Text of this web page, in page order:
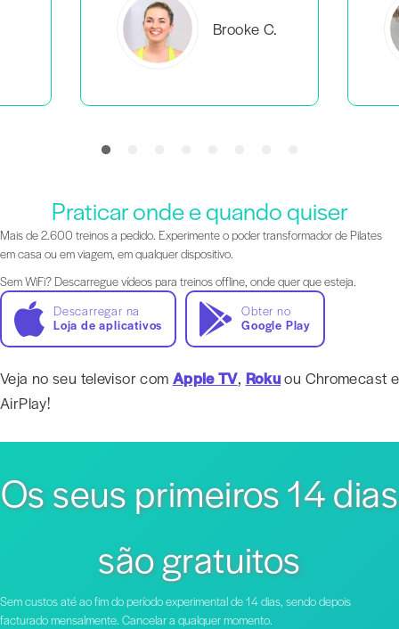
Everlea B.
Praticar onde e quando quiser
Mais de 2.600 treinos a pedido. Experimente o poder transformador de Pilates
em casa ou em viagem, em qualquer dispositivo.
Sem WiFi? Descarregue vídeos para treinos offline, onde quer que esteja.
Descarregar na
Loja de aplicativos
Obter no
Google Play
Veja no seu televisor com Apple TV, Rokuou Chromecast e
AirPlay!
Os seus primeiros 14 dias
são gratuitos
Sem custos até ao fim do período experimental de 14 dias, sendo depois
facturado mensalmente. Cancelar a qualquer momento.